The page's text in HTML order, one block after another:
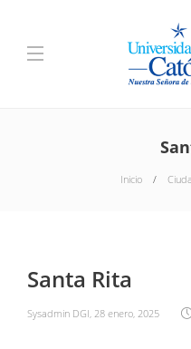
Inicio
Santa Rita
Sysadmin DGI, 28 enero, 2025